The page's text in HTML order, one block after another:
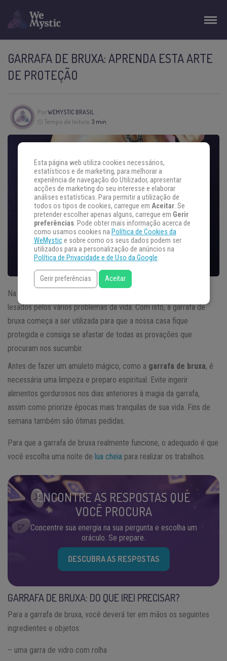
GARRAFA DE BRUXA: APRENDA ESTA ARTE
DE PROTEÇÃO
PorWEMYSTIC BRASIL
Tempo de leitura: 3 min
Na sociedade em qual vivemos, muitas vezes nos sentimos
lesados pelos vários problemas da vida. Com isto, a garrafa de
bruxa começa a ser utilizada para que a nossa casa fique
protegida e consiga se afastar de todas as provações que
procuram nos sucumbir.
Antes de fazer um amuleto mágico, como a garrafa de bruxa, é
necessária uma limpeza e preparo espiritual. Evite ingerir
alimentos gordurosos nos dias anteriores à magia da garrafa,
assim como priorize épocas mais tranquilas de sua vida. Fins de
semana também são ótimas pedidas.
Para que a garrafa de bruxa realmente funcione, o adequado é que
você escolha uma noite de lua cheia para realizar os trabalhos.
ENCONTRE AS RESPOSTAS QUE
VOCÊ PROCURA
Concentre sua energia na sua pergunta e escolha um
oráculo. Se prepare.
DESCUBRA AS RESPOSTAS
GARRAFA DE BRUXA: DO QUE IREI PRECISAR?
Para a garrafa de bruxa, você deverá ter em mãos os seguintes
ingredientes e objetos:
– uma garra de vidro com rolha
Esta página web utiliza cookies necessários,
estatísticos e de marketing, para melhorar a
experiência de navegação do Utilizador, apresentar
acções de marketing do seu interesse e elaborar
análises estatísticas. Para permitir a utilização de
todos os tipos de cookies, carregue em Aceitar. Se
pretender escolher apenas alguns, carregue em Gerir
preferências. Pode obter mais informação acerca de
como usamos cookies na Política de Cookies da
WeMystice sobre como os seus dados podem ser
utilizados para a personalização de anúncios na
Política de Privacidade e de Uso da Google.
Gerir preferências Aceitar